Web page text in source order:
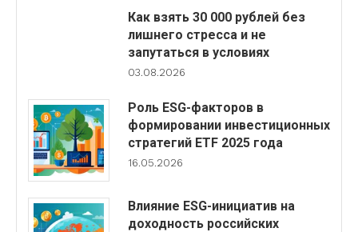
Как взять 30 000 рублей без
лишнего стресса и не
запутаться в условиях
03.08.2026
Роль ESG-факторов в
формировании инвестиционных
стратегий ETF 2025 года
16.05.2026
Влияние ESG-инициатив на
доходность российских